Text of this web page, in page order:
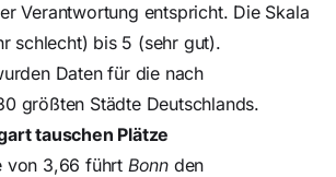
Verantwortung entspricht. Die Skala
schlecht) bis 5 (sehr gut).
Daten für die nach
größten Städte Deutschlands.
tauschen Plätze
von 3,66 führt Bonn den